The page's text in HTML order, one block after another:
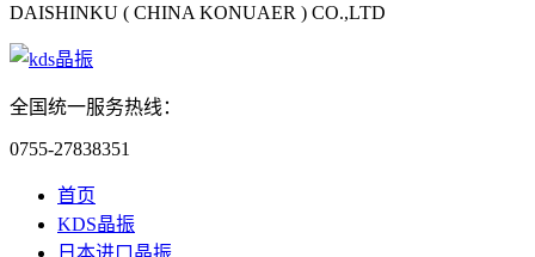
DAISHINKU ( CHINA KONUAER ) CO.,LTD
全国统一服务热线：
0755-27838351
首页
KDS晶振
日本进口晶振